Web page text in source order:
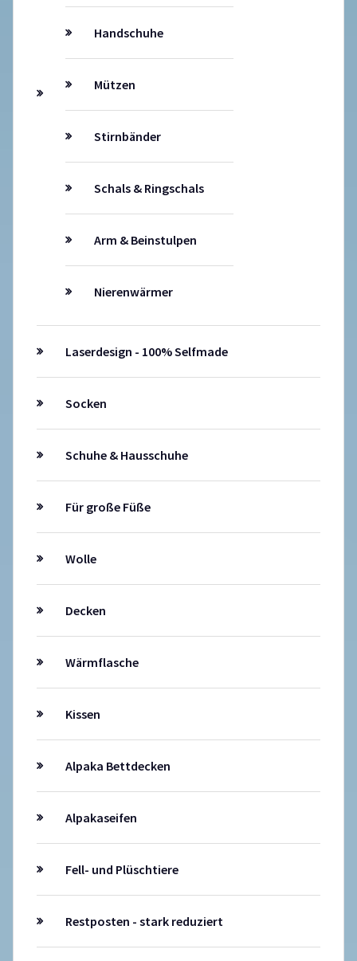
Handschuhe
Mützen
Stirnbänder
Schals & Ringschals
Arm & Beinstulpen
Nierenwärmer
Laserdesign - 100% Selfmade
Socken
Schuhe & Hausschuhe
Für große Füße
Wolle
Decken
Wärmflasche
Kissen
Alpaka Bettdecken
Alpakaseifen
Fell- und Plüschtiere
Restposten - stark reduziert